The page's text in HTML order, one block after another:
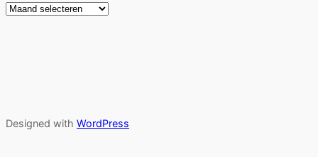
Designed with WordPress